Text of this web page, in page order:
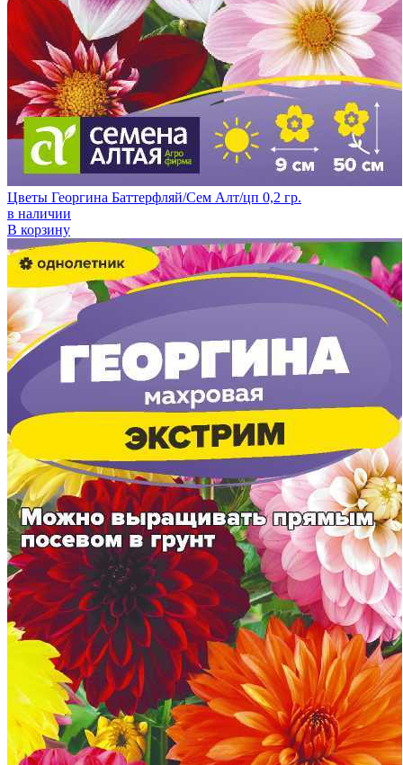
Цветы Георгина Баттерфляй/Сем Алт/цп 0,2 гр.
в наличии
В корзину